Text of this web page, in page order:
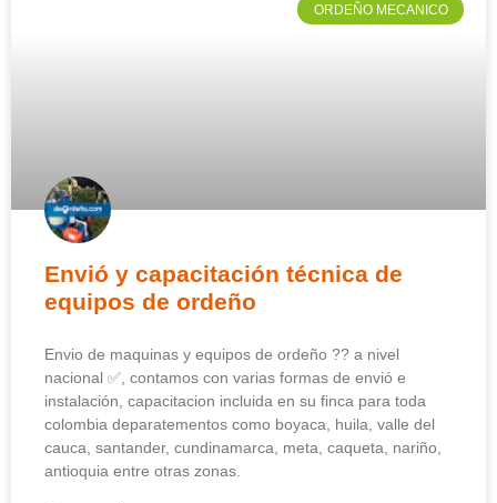
ORDEÑO MECANICO
Envió y capacitación técnica de
equipos de ordeño
Envio de maquinas y equipos de ordeño ?? a nivel
nacional ✅, contamos con varias formas de envió e
instalación, capacitacion incluida en su finca para toda
colombia deparatementos como boyaca, huila, valle del
cauca, santander, cundinamarca, meta, caqueta, nariño,
antioquia entre otras zonas.